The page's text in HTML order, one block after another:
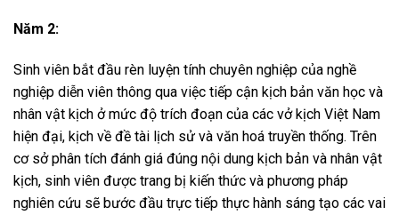
Năm 2:
Sinh viên bắt đầu rèn luyện tính chuyên nghiệp của nghề
nghiệp diễn viên thông qua việc tiếp cận kịch bản văn học và
nhân vật kịch ở mức độ trích đoạn của các vở kịch Việt Nam
hiện đại, kịch về đề tài lịch sử và văn hoá truyền thống. Trên
cơ sở phân tích đánh giá đúng nội dung kịch bản và nhân vật
kịch, sinh viên được trang bị kiến thức và phương pháp
nghiên cứu sẽ bước đầu trực tiếp thực hành sáng tạo các vai